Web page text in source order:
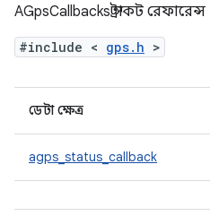
AGpsCallbacks স্ট্রাকট রেফারেন্স
#include < gps.h >
ডেটা ক্ষেত্র
agps_status_callback